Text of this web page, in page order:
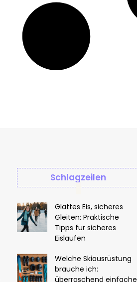
Schlagzeilen
Glattes Eis, sicheres
Gleiten: Praktische
Tipps für sicheres
Eislaufen
Welche Skiausrüstung
brauche ich:
überraschend einfache